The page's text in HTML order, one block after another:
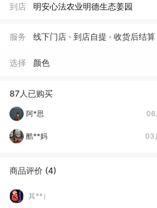
到店 明安心法农业明德生态姜园
服务 线下门店 · 到店自提 · 收货后结算
选择 颜色
87人已购买
香**拉
谢*妹 03
酷**妈
慧***田
柴*平
商品评价 (4)
其**）